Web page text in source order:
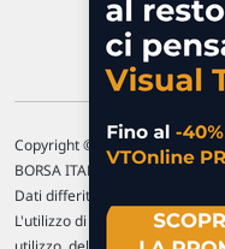
Copyright © 1996-2026
BORSA ITALIANA Quotazioni
Dati differiti di 15 min. (fonte
L'utilizzo di questo sito implica